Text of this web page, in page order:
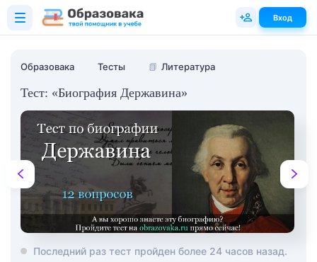
Образовака Тесты 📗 Литература
Тест: «Биография Державина»
Последний раз тест пройден более 24 часов назад.
Вход